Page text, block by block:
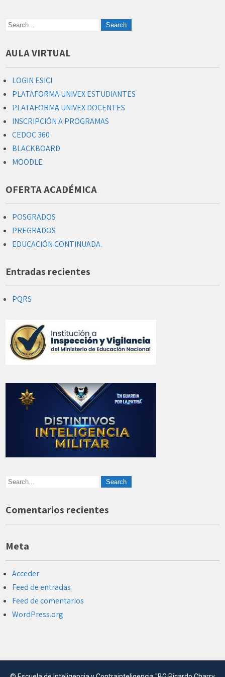
AULA VIRTUAL
LOGIN ESICI
PLATAFORMA UNIVEX ESTUDIANTES
PLATAFORMA UNIVEX DOCENTES
INSCRIPCIÓN A PROGRAMAS
CEDOC 360
BLACKBOARD
MOODLE
OFERTA ACADÉMICA
POSGRADOS
PREGRADOS
EDUCACIÓN CONTINUADA.
Entradas recientes
PQRS
Comentarios recientes
Meta
Acceder
Feed de entradas
Feed de comentarios
WordPress.org